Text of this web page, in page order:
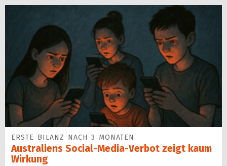
ERSTE BILANZ NACH 3 MONATEN
Australiens Social-Media-Verbot zeigt kaum
Wirkung